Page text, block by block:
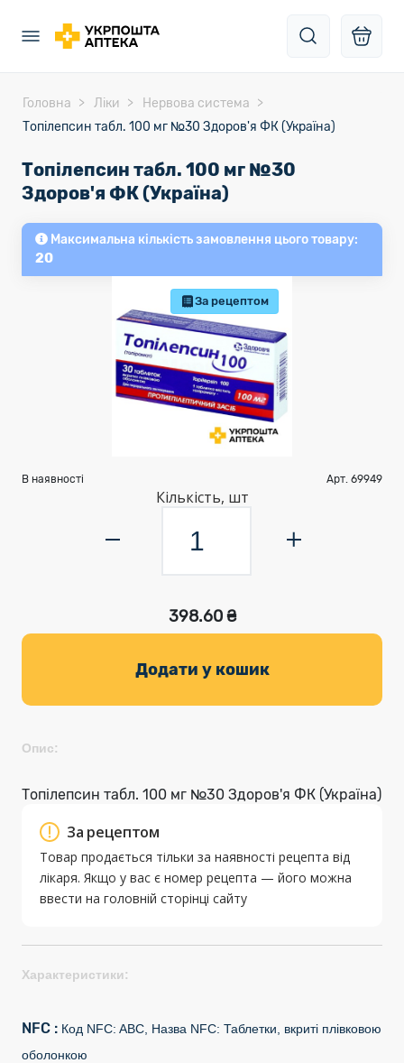
Головна Ліки
Нервова система
Топілепсин табл. 100 мг №30 Здоров'я ФК (Україна)
Топілепсин табл. 100 мг №30
Здоров'я ФК (Україна)
Максимальна кількість замовлення цього товару:
20
За рецептом
В наявності Арт. 69949
Кількість, шт
398.60 ₴
Додати у кошик
Опис:
Топілепсин табл. 100 мг №30 Здоров'я ФК (Україна)
За рецептом
Товар продається тільки за наявності рецепта від
лікаря. Якщо у вас є номер рецепта — його можна
ввести на головній сторінці сайту
Характеристики:
NFC : Код NFC: ABC, Назва NFC: Таблетки, вкриті плівковою
оболонкою